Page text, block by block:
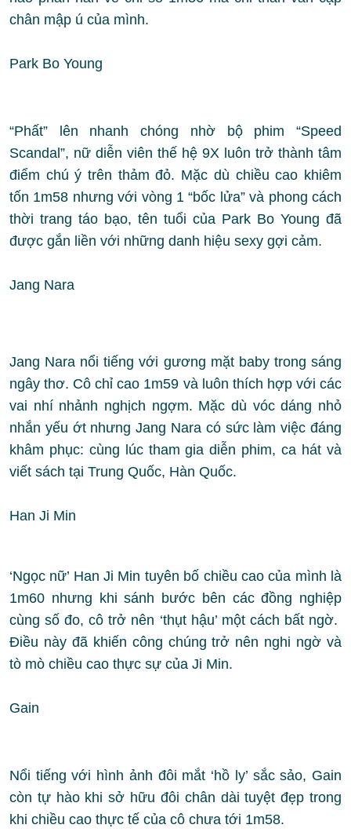
chân mập ú của mình.
Park Bo Young
“Phất” lên nhanh chóng nhờ bộ phim “Speed
Scandal”, nữ diễn viên thế hệ 9X luôn trở thành tâm
điểm chú ý trên thảm đỏ. Mặc dù chiều cao khiêm
tốn 1m58 nhưng với vòng 1 “bốc lửa” và phong cách
thời trang táo bạo, tên tuổi của Park Bo Young đã
được gắn liền với những danh hiệu sexy gợi cảm.
Jang Nara
Jang Nara nổi tiếng với gương mặt baby trong sáng
ngây thơ. Cô chỉ cao 1m59 và luôn thích hợp với các
vai nhí nhảnh nghịch ngợm. Mặc dù vóc dáng nhỏ
nhắn yếu ớt nhưng Jang Nara có sức làm việc đáng
khâm phục: cùng lúc tham gia diễn phim, ca hát và
viết sách tại Trung Quốc, Hàn Quốc.
Han Ji Min
‘Ngọc nữ’ Han Ji Min tuyên bố chiều cao của mình là
1m60 nhưng khi sánh bước bên các đồng nghiệp
cùng số đo, cô trở nên ‘thụt hậu’ một cách bất ngờ.
Điều này đã khiến công chúng trở nên nghi ngờ và
tò mò chiều cao thực sự của Ji Min.
Gain
Nổi tiếng với hình ảnh đôi mắt ‘hồ ly’ sắc sảo, Gain
còn tự hào khi sở hữu đôi chân dài tuyệt đẹp trong
khi chiều cao thực tế của cô chưa tới 1m58.